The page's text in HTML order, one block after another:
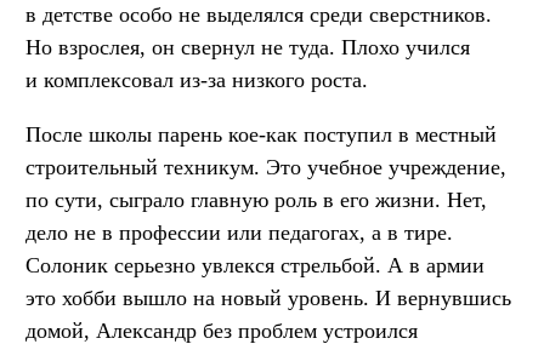
в детстве особо не выделялся среди сверстников.
Но взрослея, он свернул не туда. Плохо учился
и комплексовал из-за низкого роста.
После школы парень кое-как поступил в местный
строительный техникум. Это учебное учреждение,
по сути, сыграло главную роль в его жизни. Нет,
дело не в профессии или педагогах, а в тире.
Солоник серьезно увлекся стрельбой. А в армии
это хобби вышло на новый уровень. И вернувшись
домой, Александр без проблем устроился